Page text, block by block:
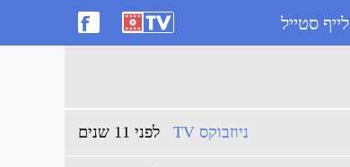
לייף סטייל
לפני 11 שנים ניוזבוקס TV